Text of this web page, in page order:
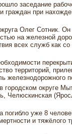
заседание
при
Олег Сотник.
на железной
всех служб как
территорий,
железнодорожного
городском округе
Челюскинская
погибло уже 8
и